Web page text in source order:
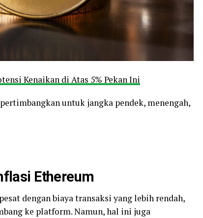
Kenaikan di Atas 5% Pekan Ini
untuk jangka pendek, menengah,
Ethereum
dengan biaya transaksi yang lebih rendah,
ke platform. Namun, hal ini juga